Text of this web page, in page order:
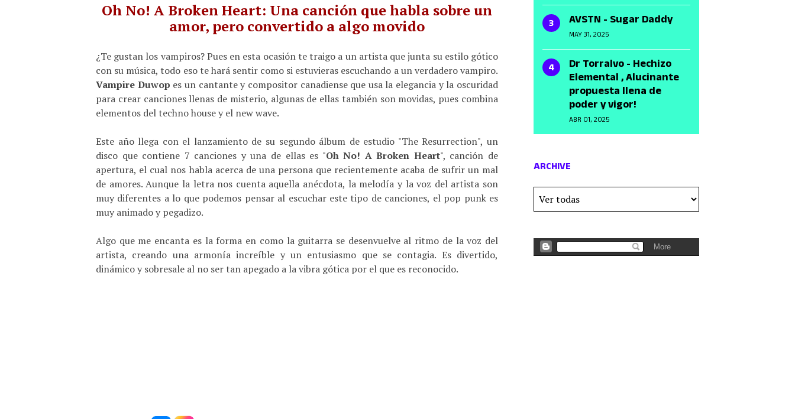
Oh No! A Broken Heart: Una canción que habla sobre un
amor, pero convertido a algo movido
¿Te gustan los vampiros? Pues en esta ocasión te traigo a un artista que junta su estilo gótico
con su música, todo eso te hará sentir como si estuvieras escuchando a un verdadero vampiro.
Vampire Duwop es un cantante y compositor canadiense que usa la elegancia y la oscuridad
para crear canciones llenas de misterio, algunas de ellas también son movidas, pues combina
elementos del techno house y el new wave.
Este año llega con el lanzamiento de su segundo álbum de estudio "The Resurrection", un
disco que contiene 7 canciones y una de ellas es "Oh No! A Broken Heart", canción de
apertura, el cual nos habla acerca de una persona que recientemente acaba de sufrir un mal
de amores. Aunque la letra nos cuenta aquella anécdota, la melodía y la voz del artista son
muy diferentes a lo que podemos pensar al escuchar este tipo de canciones, el pop punk es
muy animado y pegadizo.
Algo que me encanta es la forma en como la guitarra se desenvuelve al ritmo de la voz del
artista, creando una armonía increíble y un entusiasmo que se contagia. Es divertido,
dinámico y sobresale al no ser tan apegado a la vibra gótica por el que es reconocido.
AVSTN - Sugar Daddy
MAY 31, 2025
Dr Torralvo - Hechizo
Elemental , Alucinante
propuesta llena de
poder y vigor!
ABR 01, 2025
ARCHIVE